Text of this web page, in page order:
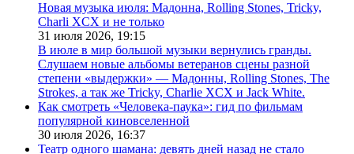
Новая музыка июля: Мадонна, Rolling Stones, Tricky,
Charli XCX и не только
31 июля 2026, 19:15
В июле в мир большой музыки вернулись гранды.
Слушаем новые альбомы ветеранов сцены разной
степени «выдержки» — Мадонны, Rolling Stones, The
Strokes, а так же Tricky, Charlie XCX и Jack White.
Как смотреть «Человека-паука»: гид по фильмам
популярной киновселенной
30 июля 2026, 16:37
Театр одного шамана: девять дней назад не стало